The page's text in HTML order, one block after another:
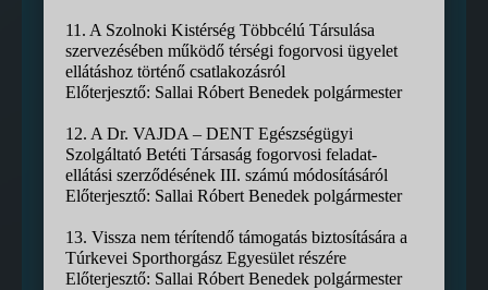
11. A Szolnoki Kistérség Többcélú Társulása
szervezésében működő térségi fogorvosi ügyelet
ellátáshoz történő csatlakozásról
Előterjesztő: Sallai Róbert Benedek polgármester
12. A Dr. VAJDA – DENT Egészségügyi
Szolgáltató Betéti Társaság fogorvosi feladat-
ellátási szerződésének III. számú módosításáról
Előterjesztő: Sallai Róbert Benedek polgármester
13. Vissza nem térítendő támogatás biztosítására a
Túrkevei Sporthorgász Egyesület részére
Előterjesztő: Sallai Róbert Benedek polgármester